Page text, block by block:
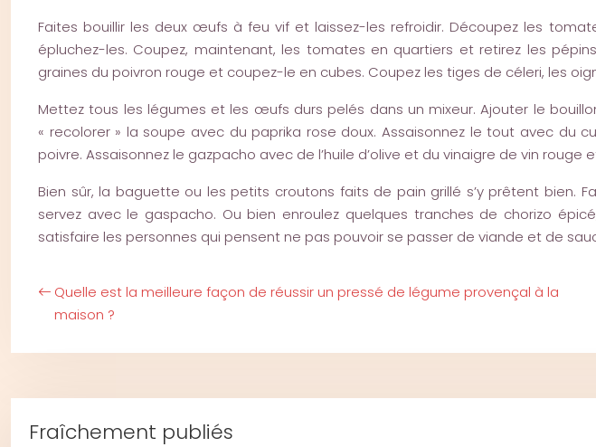
Faites bouillir les deux œufs à feu vif et laissez-les refroidir. Découpez les
épluchez-les. Coupez, maintenant, les tomates en quartiers et retirez les
graines du poivron rouge et coupez-le en cubes. Coupez les tiges de céleri, les
Mettez tous les légumes et les œufs durs pelés dans un mixeur. Ajouter le
« recolorer » la soupe avec du paprika rose doux. Assaisonnez le tout avec du
poivre. Assaisonnez le gazpacho avec de l’huile d’olive et du vinaigre de vin
Bien sûr, la baguette ou les petits croutons faits de pain grillé s’y prêtent bien.
servez avec le gaspacho. Ou bien enroulez quelques tranches de chorizo
satisfaire les personnes qui pensent ne pas pouvoir se passer de viande et de
Quelle est la meilleure façon de réussir un pressé de légume provençal à la
maison ?
Fraîchement publiés